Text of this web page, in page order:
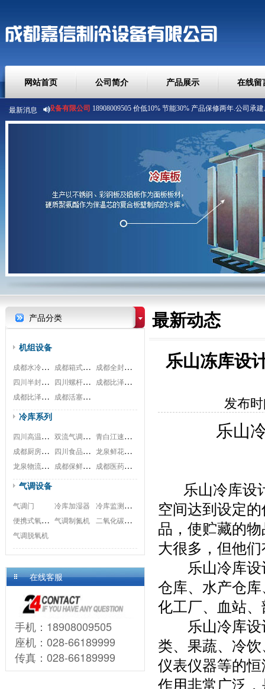
网站首页 公司简介 产品展示 在线留
最新消息
成都嘉信制冷设备有限公司 18908009505 价低10% 节能30% 产品保修两年.公司承
产品分类
机组设备
成都水冷式机组
成都箱式一体机
成都全封闭机组
四川半封闭机组
四川螺杆式机组
成都比泽尔螺杆
成都比泽尔双极
成都活塞式机组
冷库系列
四川高温冷库工程
双流气调冷库工程
青白江速冻冷库安装工程
成都厨房冷库安装工程
四川食品冷库安装工程
龙泉鲜花冷库安装工程
龙泉物流冷库安装工程
成都保鲜冷库安装工程
成都医药冷库安装工程
气调设备
气调门 冷库加湿器
冷库监测系统
便携式氧测试仪 气调制氮机 二氧化碳脱除
气调脱氧机
在线客服
手机：18908009505
座机：028-66189999
传真：028-66189999
最新动态
乐山冻库设
发布
乐山
乐山冷库设计
空间达到设定
品，使贮藏的
大很多，但他
乐山冷库设计
仓库、水产仓
化工厂、血站
乐山冷库设计
类、果蔬、冷
仪表仪器等的
作用非常广泛